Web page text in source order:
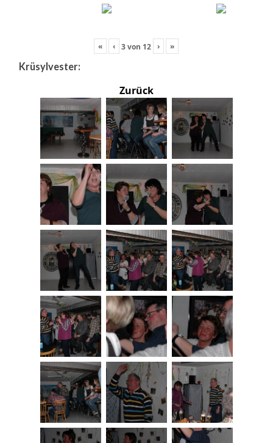
« ‹ 3von 12 › »
Krüsylvester:
Zurück